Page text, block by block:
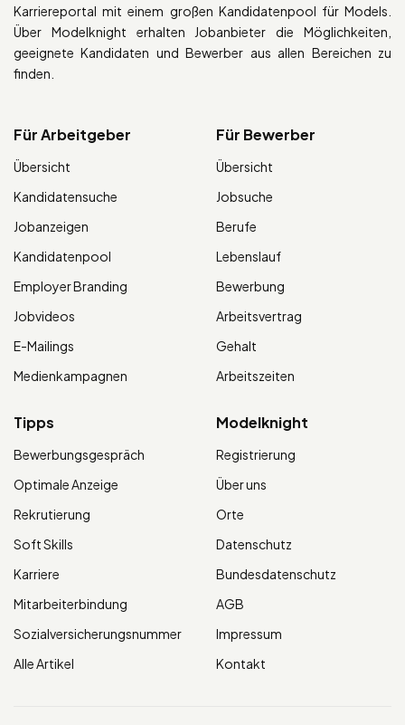
Karriereportal mit einem großen Kandidatenpool für Models.
Über Modelknight erhalten Jobanbieter die Möglichkeiten,
geeignete Kandidaten und Bewerber aus allen Bereichen zu
finden.
Für Arbeitgeber
Übersicht
Kandidatensuche
Jobanzeigen
Kandidatenpool
Employer Branding
Jobvideos
E-Mailings
Medienkampagnen
Für Bewerber
Übersicht
Jobsuche
Berufe
Lebenslauf
Bewerbung
Arbeitsvertrag
Gehalt
Arbeitszeiten
Tipps
Bewerbungsgespräch
Optimale Anzeige
Rekrutierung
Soft Skills
Karriere
Mitarbeiterbindung
Sozialversicherungsnummer
Alle Artikel
Modelknight
Registrierung
Über uns
Orte
Datenschutz
Bundesdatenschutz
AGB
Impressum
Kontakt